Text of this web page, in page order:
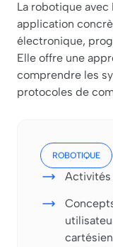
La robotique
application
électronique,
Elle offre une
comprendre les
protocoles de
ROBOTIQUE
Activités